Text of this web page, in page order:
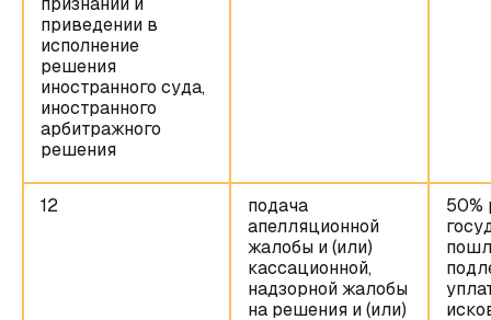
приведении в
исполнение
решения
иностранного суда,
иностранного
арбитражного
решения
12
подача
апелляционной
жалобы и (или)
кассационной,
надзорной жалобы
на решения и (или)
50%